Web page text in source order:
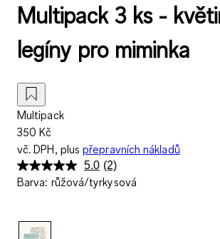
Multipack 3 ks -
legíny pro miminka
Multipack
350 Kč
vč. DPH, plus přepravních nákladů
5.0 Přečtěte
si
(2)
Barva: růžová/tyrkysová